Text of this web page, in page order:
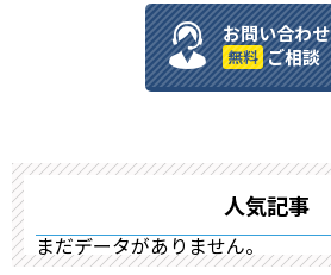
お問い合わせ
無料 ご相談
人気記事
まだデータがありません。